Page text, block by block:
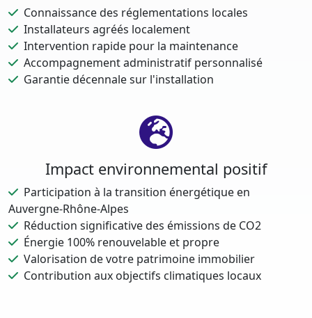
Connaissance des réglementations locales
Installateurs agréés localement
Intervention rapide pour la maintenance
Accompagnement administratif personnalisé
Garantie décennale sur l'installation
Impact environnemental positif
Participation à la transition énergétique en
Auvergne-Rhône-Alpes
Réduction significative des émissions de CO2
Énergie 100% renouvelable et propre
Valorisation de votre patrimoine immobilier
Contribution aux objectifs climatiques locaux